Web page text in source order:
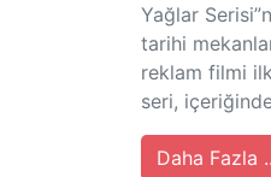
Yağlar
tarihi
reklam filmi
seri,
Daha Fazla